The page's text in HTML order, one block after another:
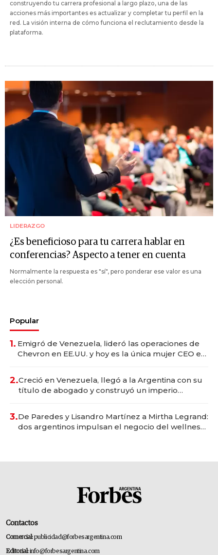
construyendo tu carrera profesional a largo plazo, una de las
acciones más importantes es actualizar y completar tu perfil en la
red. La visión interna de cómo funciona el reclutamiento desde la
plataforma.
LIDERAZGO
¿Es beneficioso para tu carrera hablar en
conferencias? Aspecto a tener en cuenta
Normalmente la respuesta es "sí", pero ponderar ese valor es una
elección personal.
Popular
1. Emigró de Venezuela, lideró las operaciones de
Chevron en EE.UU. y hoy es la única mujer CEO en
2.Creció en Venezuela, llegó a la Argentina con su
título de abogado y construyó un imperio
3.De Paredes y Lisandro Martínez a Mirtha Legrand:
dos argentinos impulsan el negocio del wellness
Contactos
Comercial:publicidad@forbesargentina.com
Editorial:info@forbesargentina.com